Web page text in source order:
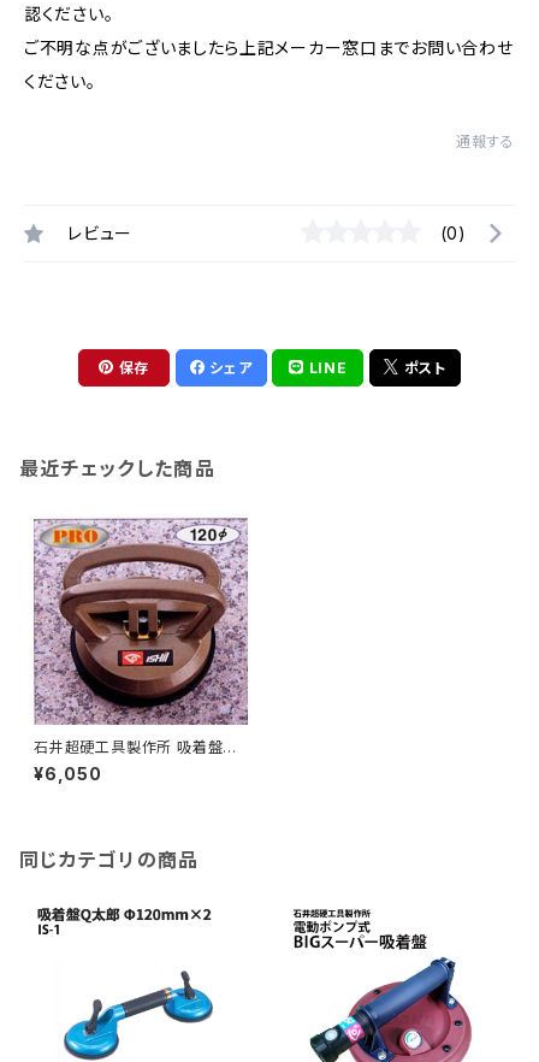
認ください。
ご不明な点がございましたら上記メーカー窓口までお問い合わせ
ください。
通報する
レビュー (0)
保存 シェア LINE ポスト
最近チェックした商品
石井超硬工具製作所 吸着盤Q
太郎(平面用) Φ120mm アルミ
製 IS-4K ≪メーカー直送≫ IS
¥6,050
同じカテゴリの商品